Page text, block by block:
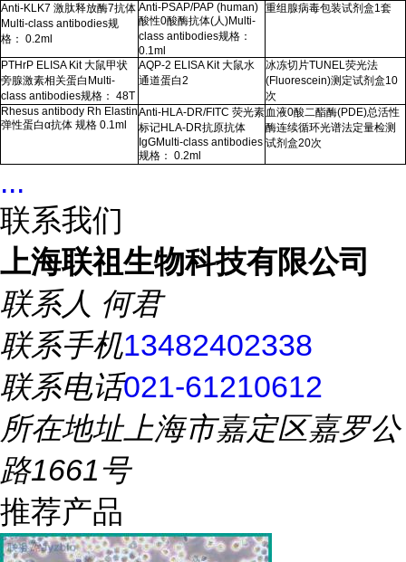
Anti-KLK7 激肽释放酶7抗体
Multi-class antibodies规
格： 0.2ml
Anti-PSAP/PAP (human)
酸性0酸酶抗体(人)Multi-
class antibodies规格：
0.1ml
重组腺病毒包装试剂盒1套
PTHrP ELISA Kit大鼠甲状
旁腺激素相关蛋白 Multi-
class antibodies规格： 48T
AQP-2 ELISA Kit大鼠水
通道蛋白2
冰冻切片TUNEL荧光法
(Fluorescein)测定试剂盒10
次
Rhesus antibody Rh Elastin
弹性蛋白α抗体 规格 0.1ml
Anti-HLA-DR/FITC 荧光素
标记HLA-DR抗原抗体
IgGMulti-class antibodies
规格： 0.2ml
血液0酸二酯酶(PDE)总活性
酶连续循环光谱法定量检测
试剂盒20次
...
联系我们
上海联祖生物科技有限公司
联系人 何君
联系手机13482402338
联系电话021-61210612
所在地址上海市嘉定区嘉罗公
路1661号
推荐产品